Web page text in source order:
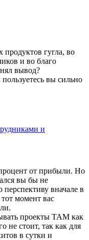
продуктов гугла, во
и во благо
вывод?
вы сильно
и
от прибыли. Но
вы бы не
перспективу вначале в
момент вас
проекты ТАМ как
не стоит, так как для
в сутки и